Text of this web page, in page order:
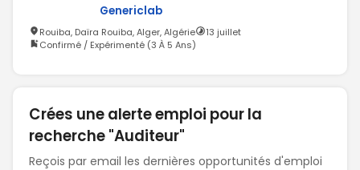
Genericlab
Rouiba, Daïra Rouiba, Alger, Algérie
13 juillet
Confirmé / Expérimenté (3 À 5 Ans)
Crées une alerte emploi pour la
recherche "Auditeur"
Reçois par email les dernières opportunités d'emploi